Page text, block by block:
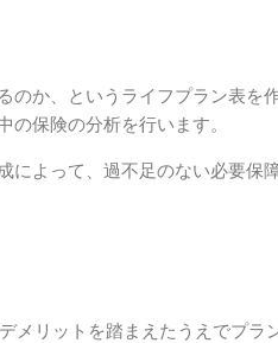
か、というライフプラン表を作
保険の分析を行います。
によって、過不足のない必要保
メリットを踏まえたうえでプラ